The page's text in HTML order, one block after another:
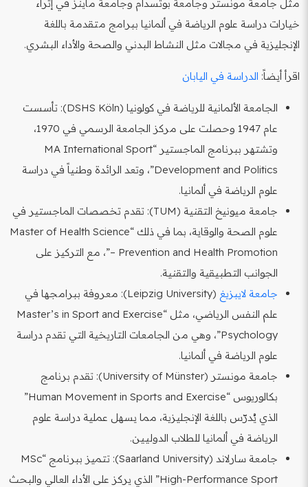
مثل جامعة مونستر وجامعة بوتسدام وجامعة ماينز في إثراء
خيارات دراسة علوم الرياضة في ألمانيا ببرامج متقدمة باللغة
الإنجليزية في مجالات مثل النشاط البدني والصحة والأداء البشري.
اقرأ أيضاً: الدراسة في اليابان
الجامعة الألمانية للرياضة في كولونيا (DSHS Köln): تأسست
عام 1947 وحصلت على مركز الجامعة الرسمي في 1970،
وتشتهر ببرنامج الماجستير “MA International Sport
Development and Politics”، وتعد الرائدة وطنياً في دراسة
علوم الرياضة في ألمانيا.
جامعة ميونيخ التقنية (TUM): تقدم تخصصات الماجستير في
علوم الصحة والوقاية، بما في ذلك “Master of Health Science
– Prevention and Health Promotion”، مع التركيز على
الجوانب التطبيقية والتقنية.
جامعة لايبزيغ
(Leipzig University): معروفة ببرامجها في
علم النفس الرياضي، مثل “Master’s in Sport and Exercise
Psychology”، وهي من الجامعات التاريخية التي تقدم دراسة
علوم الرياضة في ألمانيا.
جامعة مونستر (University of Münster): تقدم برنامج
بكالوريوس “Human Movement in Sports and Exercise”
الذي يُدرّس باللغة الإنجليزية، مما يسهل عملية دراسة علوم
الرياضة في ألمانيا للطلاب الدوليين.
جامعة سارلاند (Saarland University): تتميز ببرنامج “MSc
High-Performance Sport” الذي يركز على الأداء العالي والبحث